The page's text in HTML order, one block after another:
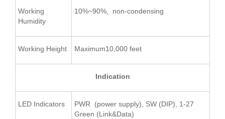
Working
Humidity
10%~90%, non-condensing
Working Height Maximum10,000 feet
Indication
LED Indicators
PWR (power supply), SW (DIP), 1-27
Green (Link&Data)